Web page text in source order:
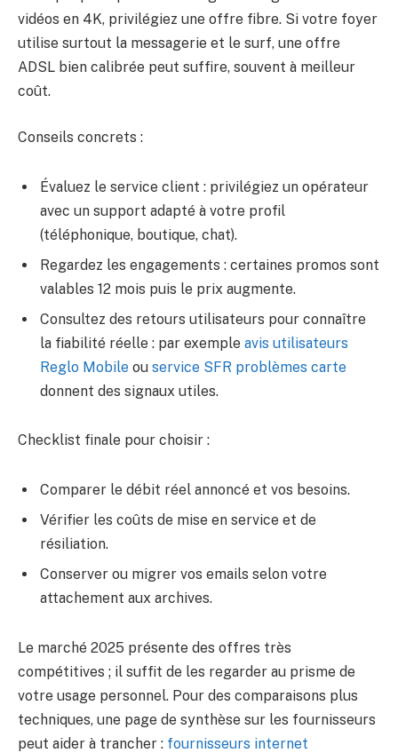
vidéos en 4K, privilégiez une offre fibre. Si votre foyer
utilise surtout la messagerie et le surf, une offre
ADSL bien calibrée peut suffire, souvent à meilleur
coût.
Conseils concrets :
Évaluez le service client : privilégiez un opérateur
avec un support adapté à votre profil
(téléphonique, boutique, chat).
Regardez les engagements : certaines promos sont
valables 12 mois puis le prix augmente.
Consultez des retours utilisateurs pour connaître
la fiabilité réelle : par exemple avis utilisateurs
Reglo Mobile ou service SFR problèmes carte
donnent des signaux utiles.
Checklist finale pour choisir :
Comparer le débit réel annoncé et vos besoins.
Vérifier les coûts de mise en service et de
résiliation.
Conserver ou migrer vos emails selon votre
attachement aux archives.
Le marché 2025 présente des offres très
compétitives ; il suffit de les regarder au prisme de
votre usage personnel. Pour des comparaisons plus
techniques, une page de synthèse sur les fournisseurs
peut aider à trancher : fournisseurs internet